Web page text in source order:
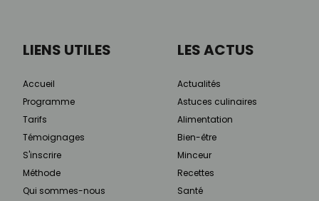
LIENS UTILES
Accueil
Programme
Tarifs
Témoignages
S'inscrire
Méthode
Qui sommes-nous
LES ACTUS
Actualités
Astuces culinaires
Alimentation
Bien-être
Minceur
Recettes
Santé